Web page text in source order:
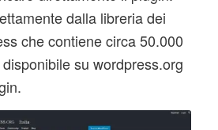
dalla libreria dei
che contiene circa 50.000
su wordpress.org